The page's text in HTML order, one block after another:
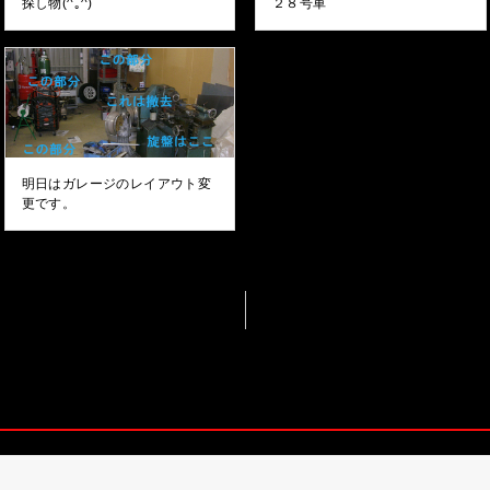
探し物(^｡^) ２８号車
明日はガレージのレイアウト変
更です。